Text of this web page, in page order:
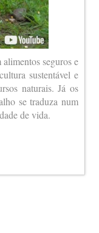
seguros e
sustentável e
naturais. Já os
se traduza num
de vida.